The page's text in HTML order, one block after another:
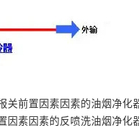
前置因素因素的油烟净化
素因素的反喷洗油烟净化